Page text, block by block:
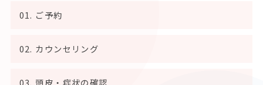
ご予約
カウンセリング
頭皮・症状の確認